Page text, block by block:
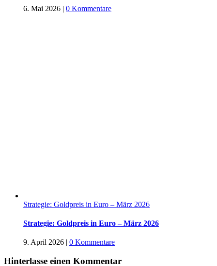
6. Mai 2026 | 0 Kommentare
Strategie: Goldpreis in Euro – März 2026
Strategie: Goldpreis in Euro – März 2026
9. April 2026 | 0 Kommentare
Hinterlasse einen Kommentar